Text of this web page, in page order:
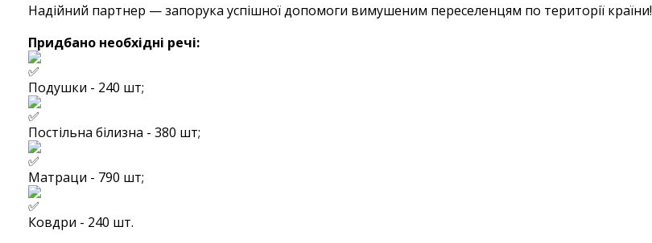
Надійний партнер — запорука успішної допомоги вимушеним переселенцям по території країни!
Придбано необхідні речі:⠀
Подушки - 240 шт;
Постільна білизна - 380 шт;
Матраци - 790 шт;
Ковдри - 240 шт.